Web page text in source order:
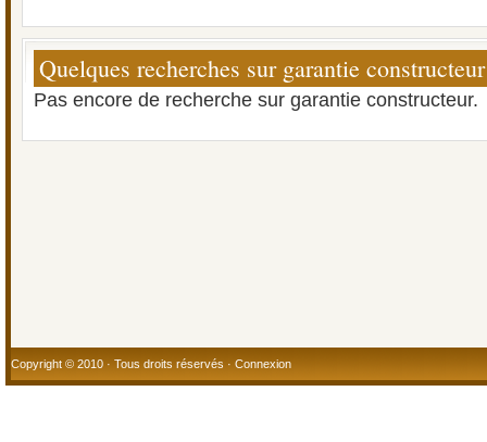
Quelques recherches sur garantie constructeur
Pas encore de recherche sur garantie constructeur.
Copyright © 2010 · Tous droits réservés · Connexion